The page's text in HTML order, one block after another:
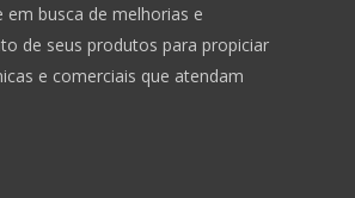
em busca de melhorias e
de seus produtos para propiciar
e comerciais que atendam